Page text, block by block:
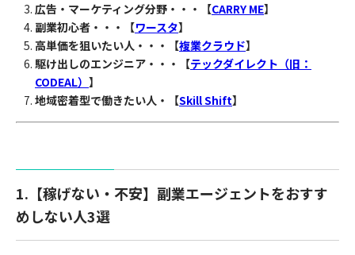
広告・マーケティング分野・・・【CARRY ME】
副業初心者・・・【ワースタ】
高単価を狙いたい人・・・【複業クラウド】
駆け出しのエンジニア・・・【テックダイレクト（旧：
CODEAL） 】
地域密着型で働きたい人・【Skill Shift】
1.【稼げない・不安】副業エージェントをおすす
めしない人3選